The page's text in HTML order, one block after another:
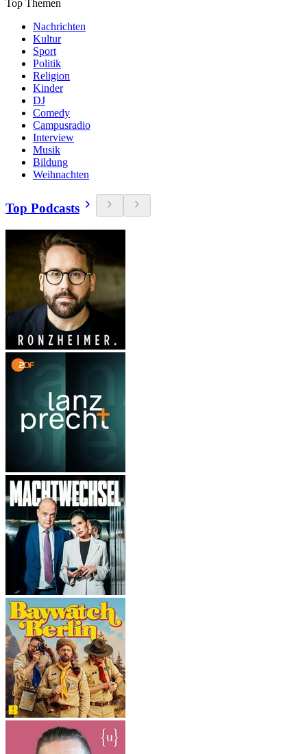
Top Themen
Nachrichten
Kultur
Sport
Politik
Religion
Kinder
DJ
Comedy
Campusradio
Interview
Musik
Bildung
Weihnachten
Top Podcasts